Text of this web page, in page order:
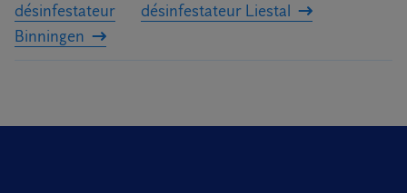
désinfestateur
Binningen
désinfestateur Liestal